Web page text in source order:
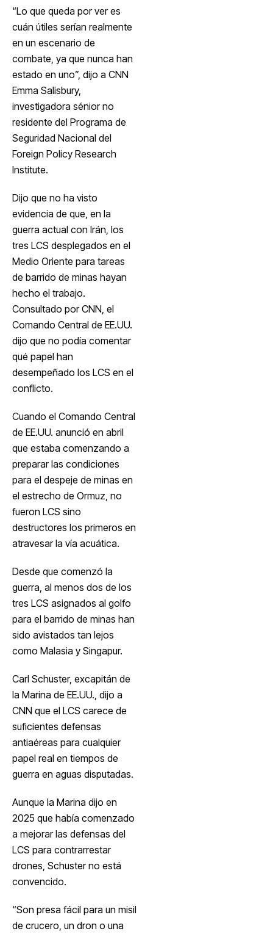
“Lo que queda por ver es
cuán útiles serían realmente
en un escenario de
combate, ya que nunca han
estado en uno”, dijo a CNN
Emma Salisbury,
investigadora sénior no
residente del Programa de
Seguridad Nacional del
Foreign Policy Research
Institute.
Dijo que no ha visto
evidencia de que, en la
guerra actual con Irán, los
tres LCS desplegados en el
Medio Oriente para tareas
de barrido de minas hayan
hecho el trabajo.
Consultado por CNN, el
Comando Central de EE.UU.
dijo que no podía comentar
qué papel han
desempeñado los LCS en el
conflicto.
Cuando el Comando Central
de EE.UU. anunció en abril
que estaba comenzando a
preparar las condiciones
para el despeje de minas en
el estrecho de Ormuz, no
fueron LCS sino
destructores los primeros en
atravesar la vía acuática.
Desde que comenzó la
guerra, al menos dos de los
tres LCS asignados al golfo
para el barrido de minas han
sido avistados tan lejos
como Malasia y Singapur.
Carl Schuster, excapitán de
la Marina de EE.UU., dijo a
CNN que el LCS carece de
suficientes defensas
antiaéreas para cualquier
papel real en tiempos de
guerra en aguas disputadas.
Aunque la Marina dijo en
2025 que había comenzado
a mejorar las defensas del
LCS para contrarrestar
drones, Schuster no está
convencido.
“Son presa fácil para un misil
de crucero, un dron o una